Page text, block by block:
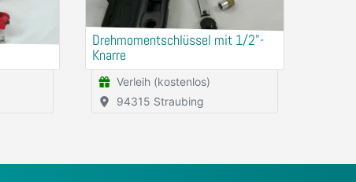
Drehmomentschlüssel mit 1/2"-
Knarre
Verleih (kostenlos)
94315 Straubing